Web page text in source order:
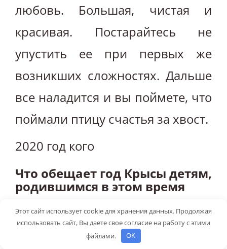
любовь. Большая, чистая и
красивая. Постарайтесь не
упустить ее при первых же
возникших сложностях. Дальше
все наладится и вы поймете, что
поймали птицу счастья за хвост.
2020 год кого
Что обещает год Крысы детям,
родившимся в этом время
Дети, родившиеся в год крысы,
очень семейные, они даже
Этот сайт использует cookie для хранения данных. Продолжая
использовать сайт, Вы даете свое согласие на работу с этими
файлами.
OK